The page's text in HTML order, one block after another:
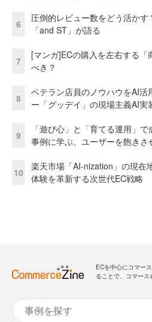
6
圧倒的レビュー数をどう活か
「and ST」が語る
7
[マンガ]ECの購入を左右する
べき？
8
ベテラン店員のノウハウをAI活
ー「グッデイ」の現場主義AI実
9
「遊び心」と「育てる運用」
事例に学ぶ、ユーザーを飽きさ
10
楽天市場「AI-nization」の現在
体験を革新する次世代EC戦略
ECを中心にコマー
ることで、コマース